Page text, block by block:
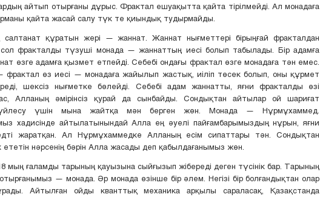
айтып отырғаны дұрыс. Фрактал ешуақытта қайта тірілмейді. Ал монадаға
қайта жасай салу түк те қиындық тудырмайды.
құратын жері — жаннат. Жаннат нығметтері бірыңғай фракталдан
фракталды түзуші монада — жаннаттың иесі болып табылады. Бір адамға
өзге адамға қызмет етпейді. Себебі ондағы фрактал өзге монадаға тән емес.
өз иесі — монадаға жайылып жастық, иіліп төсек болып, оны құрмет
шексіз нығметке бөлейді. Себебі адам жаннатты, яғни фракталды өзі
Алланың әмірінсіз қурай да сынбайды. Сондықтан айтылар ой шариғат
үшін мына жайтқа мән берген жөн. Монада — Нұрмұхаммед.
хадисінде айтылатынындай Алла ең әуелі пайғамбарымыздың нұрын, яғни
жаратқан. Ал Нұрмұхаммедке Алланың есім сипаттары тән. Сондықтан
ететін нәрсенің бәрін Алла жасады деп қабылдағанымыз жөн.
мың ғаламды тарының қауызына сыйғызып жібереді деген түсінік бар. Тарының
— монада. Әр монада өзінше бір әлем. Негізі бір болғандықтан олар
Айтылған ойды кванттық механика арқылы сараласақ, Қазақстанда